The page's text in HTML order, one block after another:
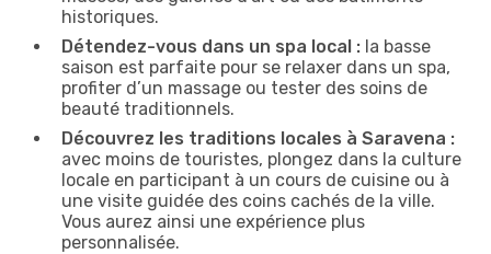
historiques.
Détendez-vous dans un spa local : la basse
saison est parfaite pour se relaxer dans un spa,
profiter d’un massage ou tester des soins de
beauté traditionnels.
Découvrez les traditions locales à Saravena :
avec moins de touristes, plongez dans la culture
locale en participant à un cours de cuisine ou à
une visite guidée des coins cachés de la ville.
Vous aurez ainsi une expérience plus
personnalisée.